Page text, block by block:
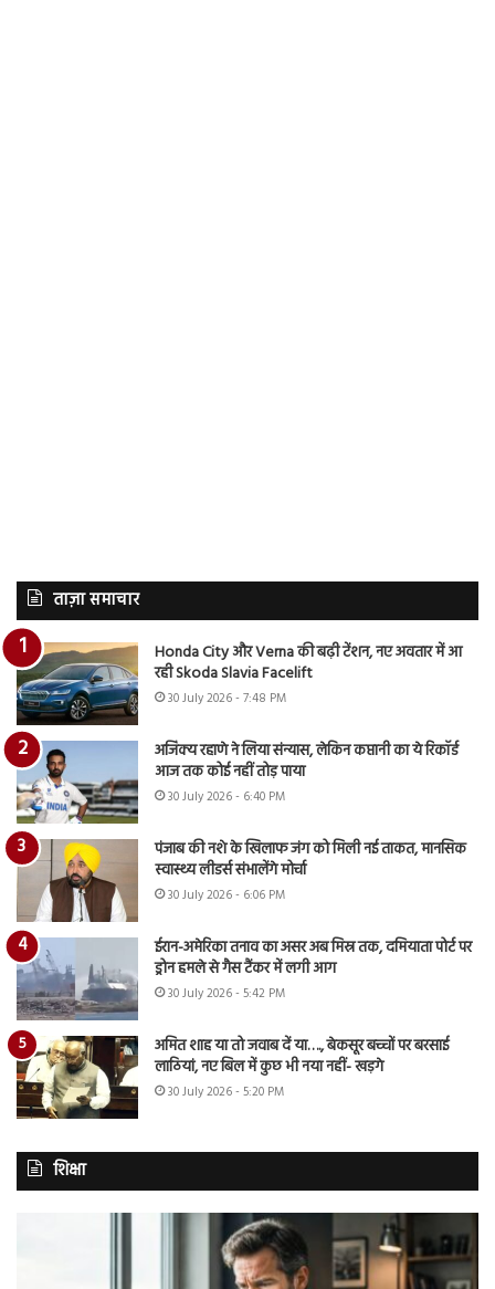
ताज़ा समाचार
Honda City और Verna की बढ़ी टेंशन, नए अवतार में आ
रही Skoda Slavia Facelift
30 July 2026 - 7:48 PM
अजिंक्य रहाणे ने लिया संन्यास, लेकिन कप्तानी का ये रिकॉर्ड
आज तक कोई नहीं तोड़ पाया
30 July 2026 - 6:40 PM
पंजाब की नशे के खिलाफ जंग को मिली नई ताकत, मानसिक
स्वास्थ्य लीडर्स संभालेंगे मोर्चा
30 July 2026 - 6:06 PM
ईरान-अमेरिका तनाव का असर अब मिस्र तक, दमियाता पोर्ट पर
ड्रोन हमले से गैस टैंकर में लगी आग
30 July 2026 - 5:42 PM
अमित शाह या तो जवाब दें या…., बेकसूर बच्चों पर बरसाई
लाठियां, नए बिल में कुछ भी नया नहीं- खड़गे
30 July 2026 - 5:20 PM
शिक्षा